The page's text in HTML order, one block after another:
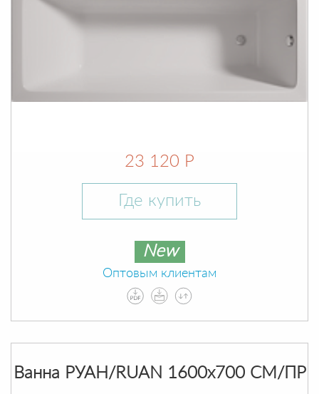
23 120 Р
Где купить
New
Оптовым клиентам
Ванна РУАН/RUAN 1600х700 СМ/ПР